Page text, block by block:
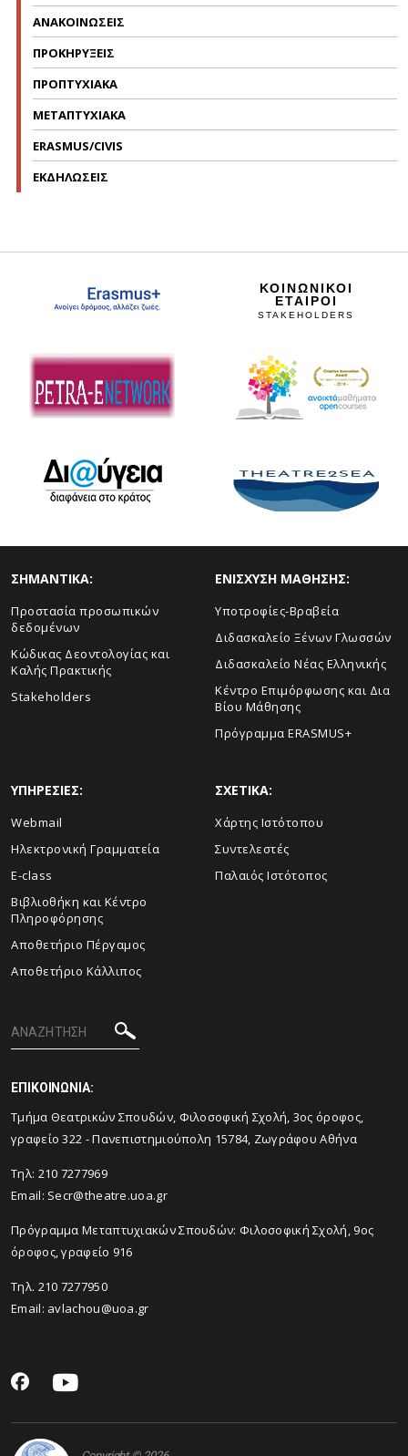
ΑΝΑΚΟΙΝΩΣΕΙΣ
ΠΡΟΚΗΡΥΞΕΙΣ
ΠΡΟΠΤΥΧΙΑΚΑ
ΜΕΤΑΠΤΥΧΙΑΚΑ
ERASMUS/CIVIS
ΕΚΔΗΛΩΣΕΙΣ
ΚΟΙΝΩΝΙΚΟΙ
ΕΤΑΙΡΟΙ
STAKEHOLDERS
ΣHMANTIKA:
Προστασία προσωπικών
δεδομένων
Κώδικας Δεοντολογίας και
Καλής Πρακτικής
Stakeholders
ΕΝΙΣΧΥΣΗ ΜΑΘΗΣΗΣ:
Yποτροφίες-Βραβεία
Διδασκαλείο Ξένων Γλωσσών
Διδασκαλείο Νέας Ελληνικής
Κέντρο Επιμόρφωσης και Δια
Βίου Μάθησης
Πρόγραμμα ERASMUS+
ΥΠΗΡΕΣΙΕΣ:
Webmail
Ηλεκτρονική Γραμματεία
E-class
Βιβλιοθήκη και Κέντρο
Πληροφόρησης
Aποθετήριο Πέργαμος
Αποθετήριο Κάλλιπος
ΣΧΕΤΙΚΑ:
Xάρτης Ιστότοπου
Συντελεστές
Παλαιός Ιστότοπος
ΕΠΙΚΟΙΝΩΝΙΑ:
Tμήμα Θεατρικών Σπουδών, Φιλοσοφική Σχολή, 3ος όροφος,
γραφείο 322 - Πανεπιστημιούπολη 15784, Ζωγράφου Αθήνα
Τηλ: 210 7277969
Email: Secr@theatre.uoa.gr
Πρόγραμμα Μεταπτυχιακών Σπουδών: Φιλοσοφική Σχολή, 9ος
όροφος, γραφείο 916
Τηλ. 210 7277950
Email: avlachou@uoa.gr